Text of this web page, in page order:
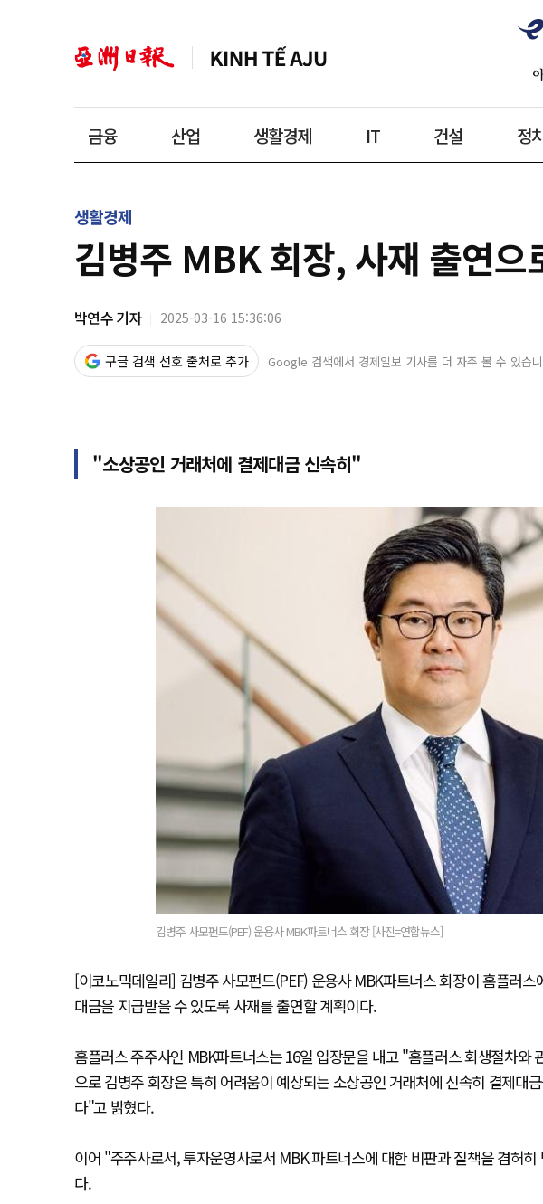
금융 산업 생활경제 IT 건설 정
생활경제
김병주 MBK 회장, 사재 출연으
박연수 기자 2025-03-16 15:36:06
구글 검색 선호 출처로 추가 Google 검색에서 경제일보 기사를 더 자주 볼 수 있습
"소상공인 거래처에 결제대금 신속히"
김병주 사모펀드(PEF) 운용사 MBK파트너스 회장 [사진=연합뉴스]
[이코노믹데일리] 김병주 사모펀드(PEF) 운용사 MBK파트너스 회장이 홈플러
대금을 지급받을 수 있도록 사재를 출연할 계획이다.
홈플러스 주주사인 MBK파트너스는 16일 입장문을 내고 "홈플러스 회생절차와
으로 김병주 회장은 특히 어려움이 예상되는 소상공인 거래처에 신속히 결제대
다"고 밝혔다.
이어 "주주사로서, 투자운영사로서 MBK 파트너스에 대한 비판과 질책을 겸허
다.